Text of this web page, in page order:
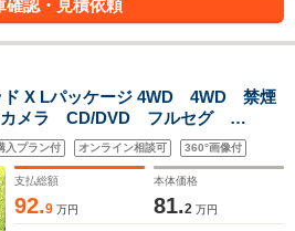
確認・見積依頼
X Lパッケージ 4WD 4WD 禁煙
メラ CD/DVD フルセグ
置 クルーズコントロール LED
ト 前席シートヒーター オートエ
入プラン付 オンライン相談可 360°画像付
支払総額
92.9 万円
本体価格
81.2 万円